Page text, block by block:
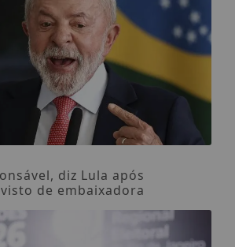
diz Lula após
de embaixadora